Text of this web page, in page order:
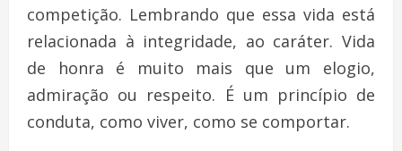
competição. Lembrando que essa vida está
relacionada à integridade, ao caráter. Vida
de honra é muito mais que um elogio,
admiração ou respeito. É um princípio de
conduta, como viver, como se comportar.